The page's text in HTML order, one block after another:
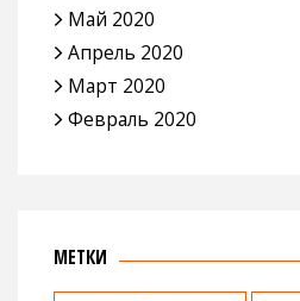
Май 2020
Апрель 2020
Март 2020
Февраль 2020
МЕТКИ